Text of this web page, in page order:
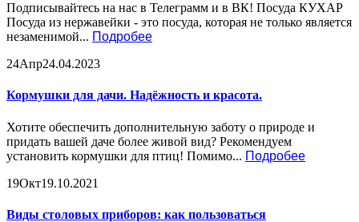
Подписывайтесь на нас в Телеграмм и в ВК! Посуда КУХАР
Посуда из нержавейки - это посуда, которая не только является
незаменимой... Подробее
24Апр24.04.2023
Кормушки для дачи. Надёжность и красота.
Хотите обеспечить дополнительную заботу о природе и
придать вашей даче более живой вид? Рекомендуем
установить кормушки для птиц! Помимо... Подробее
19Окт19.10.2021
Виды столовых приборов: как пользоваться